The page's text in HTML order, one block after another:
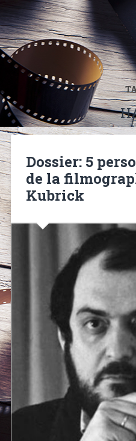
Dossier: 5
de la
Kubrick